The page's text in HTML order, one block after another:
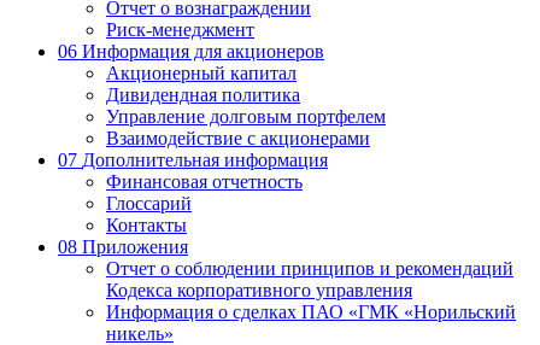
Отчет о вознаграждении
Риск-менеджмент
06 Информация для акционеров
Акционерный капитал
Дивидендная политика
Управление долговым портфелем
Взаимодействие с акционерами
07 Дополнительная информация
Финансовая отчетность
Глоссарий
Контакты
08 Приложения
Отчет о соблюдении принципов и рекомендаций
Кодекса корпоративного управления
Информация о сделках ПАО «ГМК «Норильский
никель»